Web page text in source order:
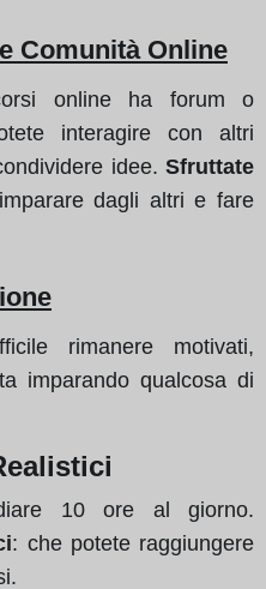
Comunità Online
online ha forum o
interagire con altri
idee. Sfruttate
dagli altri e fare
rimanere motivati,
imparando qualcosa di
10 ore al giorno.
: che potete raggiungere